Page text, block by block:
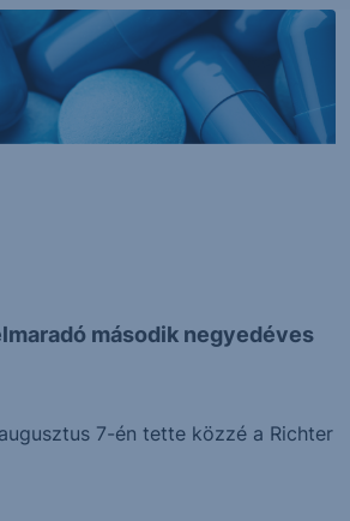
második negyedéves
7-én tette közzé a Richter